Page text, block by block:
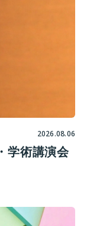
2026.08.06
学術講演会